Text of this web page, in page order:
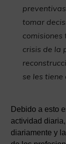
tomar
comisiones
crisis de la
se les tiene
Debido a esto
actividad
diariamente y